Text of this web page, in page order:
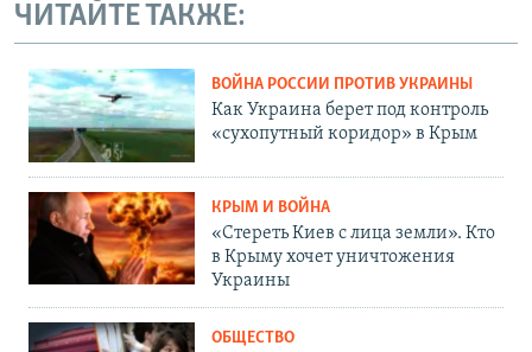
ЧИТАЙТЕ ТАКЖЕ:
ВОЙНА РОССИИ ПРОТИВ УКРАИНЫ
Как Украина берет под контроль
«сухопутный коридор» в Крым
КРЫМ И ВОЙНА
«Стереть Киев с лица земли». Кто
в Крыму хочет уничтожения
Украины
ОБЩЕСТВО